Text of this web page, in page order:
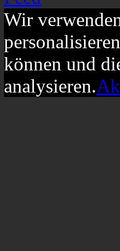
Wir
können und
analysieren.